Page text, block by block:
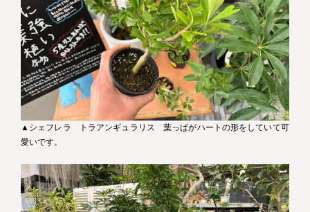
▲シェフレラ トラアンギュラリス 葉っぱがハートの形をしていて可
愛いです。